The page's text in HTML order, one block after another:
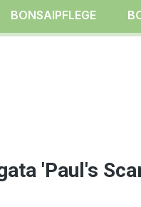
BONSAIPFLEGE
'Paul's